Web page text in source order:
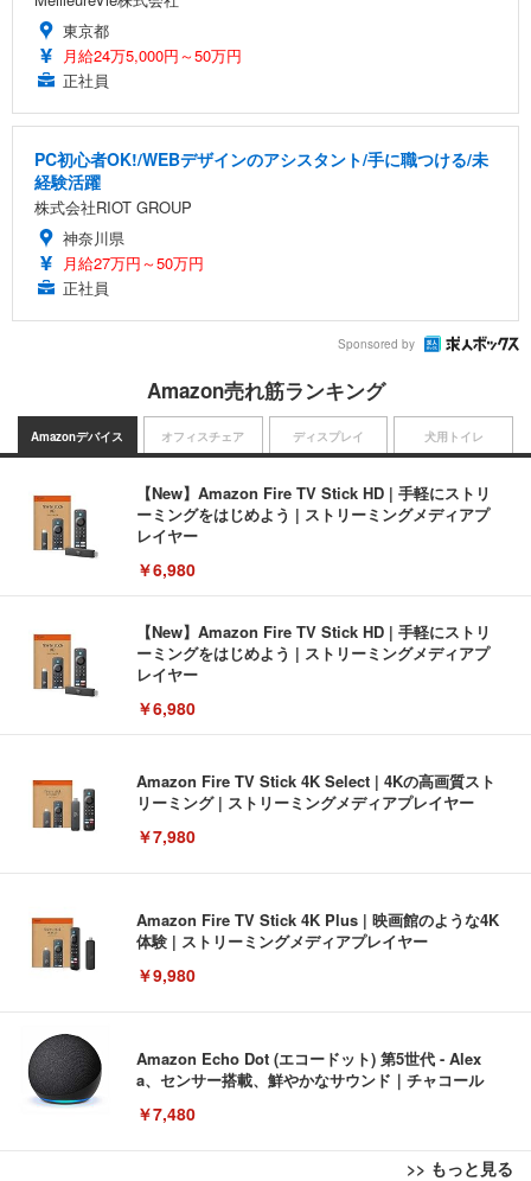
東京都
月給24万5,000円～50万円
正社員
PC初心者OK!/WEBデザインのアシスタント/手に職つける/未
経験活躍
株式会社RIOT GROUP
神奈川県
月給27万円～50万円
正社員
Sponsored by
Amazon売れ筋ランキング
Amazonデバイス
【New】Amazon Fire TV Stick HD | 手軽にストリ
ーミングをはじめよう | ストリーミングメディアプ
レイヤー
￥6,980
【New】Amazon Fire TV Stick HD | 手軽にストリ
ーミングをはじめよう | ストリーミングメディアプ
レイヤー
￥6,980
Amazon Fire TV Stick 4K Select | 4Kの高画質スト
リーミング | ストリーミングメディアプレイヤー
￥7,980
Amazon Fire TV Stick 4K Plus | 映画館のような4K
体験 | ストリーミングメディアプレイヤー
￥9,980
Amazon Echo Dot (エコードット) 第5世代 - Alex
a、センサー搭載、鮮やかなサウンド｜チャコール
￥7,480
>> もっと見る
オフィスチェア ディスプレイ 犬用トイレ